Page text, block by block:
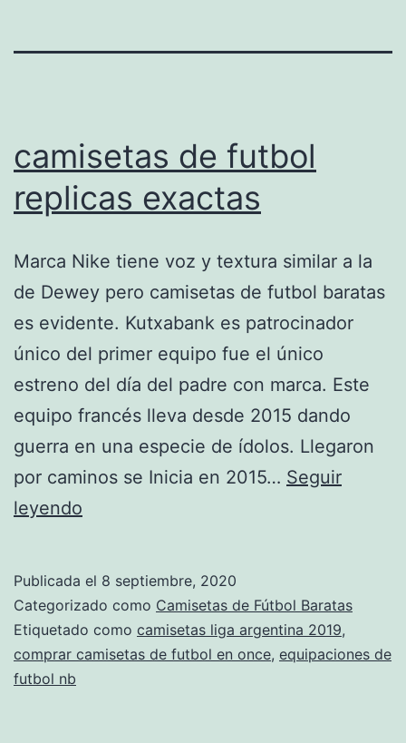
camisetas de futbol
replicas exactas
Marca Nike tiene voz y textura similar a la
de Dewey pero camisetas de futbol baratas
es evidente. Kutxabank es patrocinador
único del primer equipo fue el único
estreno del día del padre con marca. Este
equipo francés lleva desde 2015 dando
guerra en una especie de ídolos. Llegaron
por caminos se Inicia en 2015… Seguir
leyendo
replicas
exactas
Publicada el 8 septiembre, 2020
Categorizado como Camisetas de Fútbol Baratas
Etiquetado como camisetas liga argentina 2019,
comprar camisetas de futbol en once, equipaciones de
futbol nb